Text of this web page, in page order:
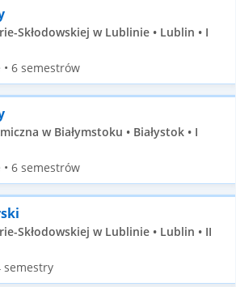
Skłodowskiej w Lublinie • Lublin • I
6 semestrów
w Białymstoku • Białystok • I
6 semestrów
Skłodowskiej w Lublinie • Lublin • II
semestry